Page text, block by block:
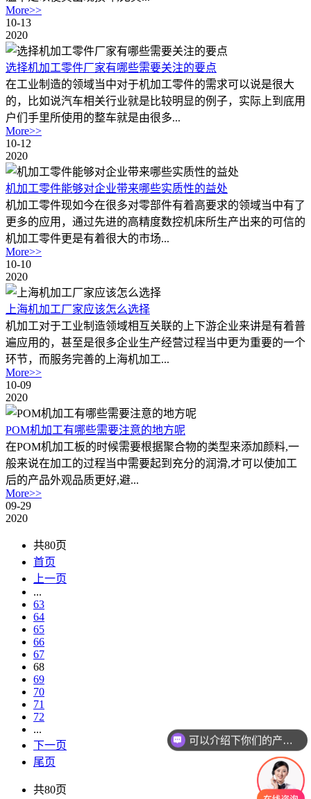
More>>
10-13
2020
选择机加工零件厂家有哪些需要关注的要点
在工业制造的领域当中对于机加工零件的需求可以说是很大
的，比如说汽车相关行业就是比较明显的例子，实际上到底用
户们手里所使用的整车就是由很多...
More>>
10-12
2020
机加工零件能够对企业带来哪些实质性的益处
机加工零件现如今在很多对零部件有着高要求的领域当中有了
更多的应用，通过先进的高精度数控机床所生产出来的可信的
机加工零件更是有着很大的市场...
More>>
10-10
2020
上海机加工厂家应该怎么选择
机加工对于工业制造领域相互关联的上下游企业来讲是有着普
遍应用的，甚至是很多企业生产经营过程当中更为重要的一个
环节，而服务完善的上海机加工...
More>>
10-09
2020
POM机加工‍有哪些需要注意的地方呢
在POM机加工‍板的时候需要根据聚合物的类型来添加颜料,一
般来说在加工的过程当中需要起到充分的润滑,才可以使加工
后的产品外观品质更好,避...
More>>
09-29
2020
共80页
首页
上一页
...
63
64
65
66
67
68
69
70
71
72
...
下一页
尾页
共80页
可以介绍下你们的产品么